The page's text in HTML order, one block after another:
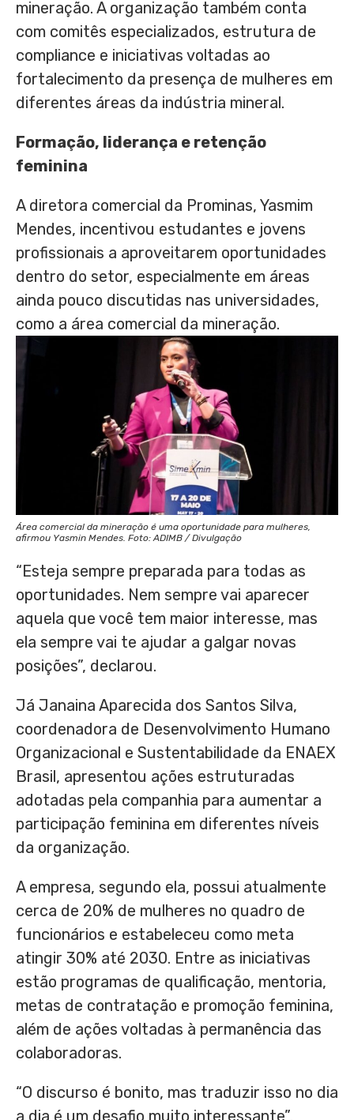
mineração. A organização também conta
com comitês especializados, estrutura de
compliance e iniciativas voltadas ao
fortalecimento da presença de mulheres em
diferentes áreas da indústria mineral.
Formação, liderança e retenção
feminina
A diretora comercial da Prominas, Yasmim
Mendes, incentivou estudantes e jovens
profissionais a aproveitarem oportunidades
dentro do setor, especialmente em áreas
ainda pouco discutidas nas universidades,
como a área comercial da mineração.
Área comercial da mineração é uma oportunidade para mulheres,
afirmou Yasmin Mendes. Foto: ADIMB / Divulgação
“Esteja sempre preparada para todas as
oportunidades. Nem sempre vai aparecer
aquela que você tem maior interesse, mas
ela sempre vai te ajudar a galgar novas
posições”, declarou.
Já Janaina Aparecida dos Santos Silva,
coordenadora de Desenvolvimento Humano
Organizacional e Sustentabilidade da ENAEX
Brasil, apresentou ações estruturadas
adotadas pela companhia para aumentar a
participação feminina em diferentes níveis
da organização.
A empresa, segundo ela, possui atualmente
cerca de 20% de mulheres no quadro de
funcionários e estabeleceu como meta
atingir 30% até 2030. Entre as iniciativas
estão programas de qualificação, mentoria,
metas de contratação e promoção feminina,
além de ações voltadas à permanência das
colaboradoras.
“O discurso é bonito, mas traduzir isso no dia
a dia é um desafio muito interessante”,